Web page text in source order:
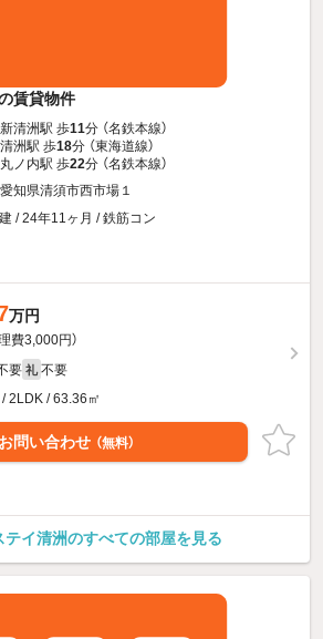
賃貸物件
新清洲駅 歩11分 （名鉄本線）
清洲駅 歩18分 （東海道線）
丸ノ内駅 歩22分 （名鉄本線）
愛知県清須市西市場１
/ 24年11ヶ月 / 鉄筋コン
万円
理費3,000円）
要 礼 不要
2LDK / 63.36㎡
お問い合わせ （無料）
テイ清洲のすべての部屋を見る